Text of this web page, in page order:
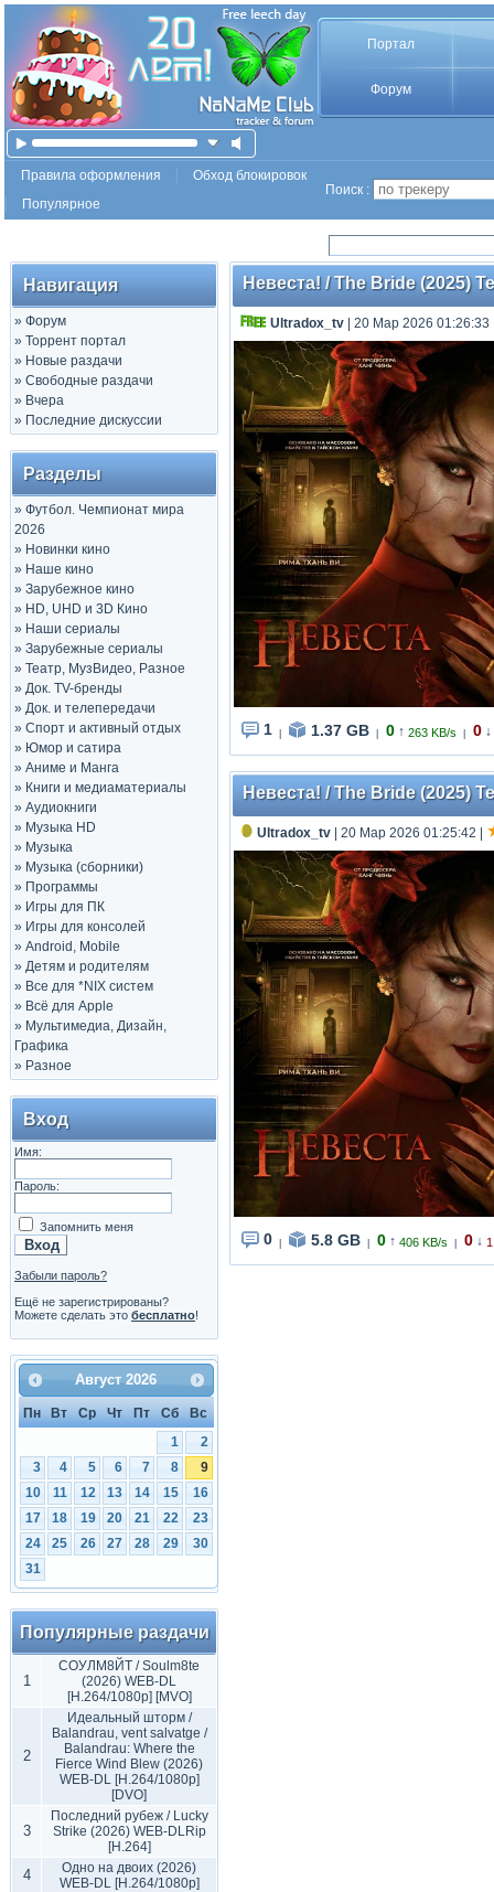
Портал
Форум
Правила оформления
Обход блокировок
Популярное
Поиск :
Навигация
» Форум
» Торрент портал
» Новые раздачи
» Свободные раздачи
» Вчера
» Последние дискуссии
Разделы
» Футбол. Чемпионат мира
2026
» Новинки кино
» Наше кино
» Зарубежное кино
» HD, UHD и 3D Кино
» Наши сериалы
» Зарубежные сериалы
» Театр, МузВидео, Разное
» Док. TV-бренды
» Док. и телепередачи
» Спорт и активный отдых
» Юмор и сатира
» Аниме и Манга
» Книги и медиаматериалы
» Аудиокниги
» Музыка HD
» Музыка
» Музыка (сборники)
» Программы
» Игры для ПК
» Игры для консолей
» Android, Mobile
» Детям и родителям
» Все для *NIX систем
» Всё для Apple
» Мультимедиа, Дизайн,
Графика
» Разное
Вход
Имя:
Пароль:
Запомнить меня
Забыли пароль?
Ещё не зарегистрированы?
Можете сделать это бесплатно!
Август 2026
Пн Вт Ср Чт Пт Сб
Вс
1
2
3
4 5 6 7 8
9
10
11 12 13 14 15
16
17
18 19 20 21 22
23
24
25 26 27 28 29
30
31
Популярные раздачи
1
СОУЛМ8ЙТ / Soulm8te
(2026) WEB-DL
[H.264/1080p] [MVO]
2
Идеальный шторм /
Balandrau, vent salvatge /
Balandrau: Where the
Fierce Wind Blew (2026)
WEB-DL [H.264/1080p]
[DVO]
3
Последний рубеж / Lucky
Strike (2026) WEB-DLRip
[H.264]
4
Одно на двоих (2026)
WEB-DL [H.264/1080p]
Невеста! / The Bride (2025)
Ultradox_tv | 20 Мар 2026 01:26:33
1 1.37 GB 0 ↑ 263 KB/s 0 ↓
Невеста! / The Bride (2025)
Ultradox_tv | 20 Мар 2026 01:25:42
0 5.8 GB 0 ↑ 406 KB/s 0 ↓